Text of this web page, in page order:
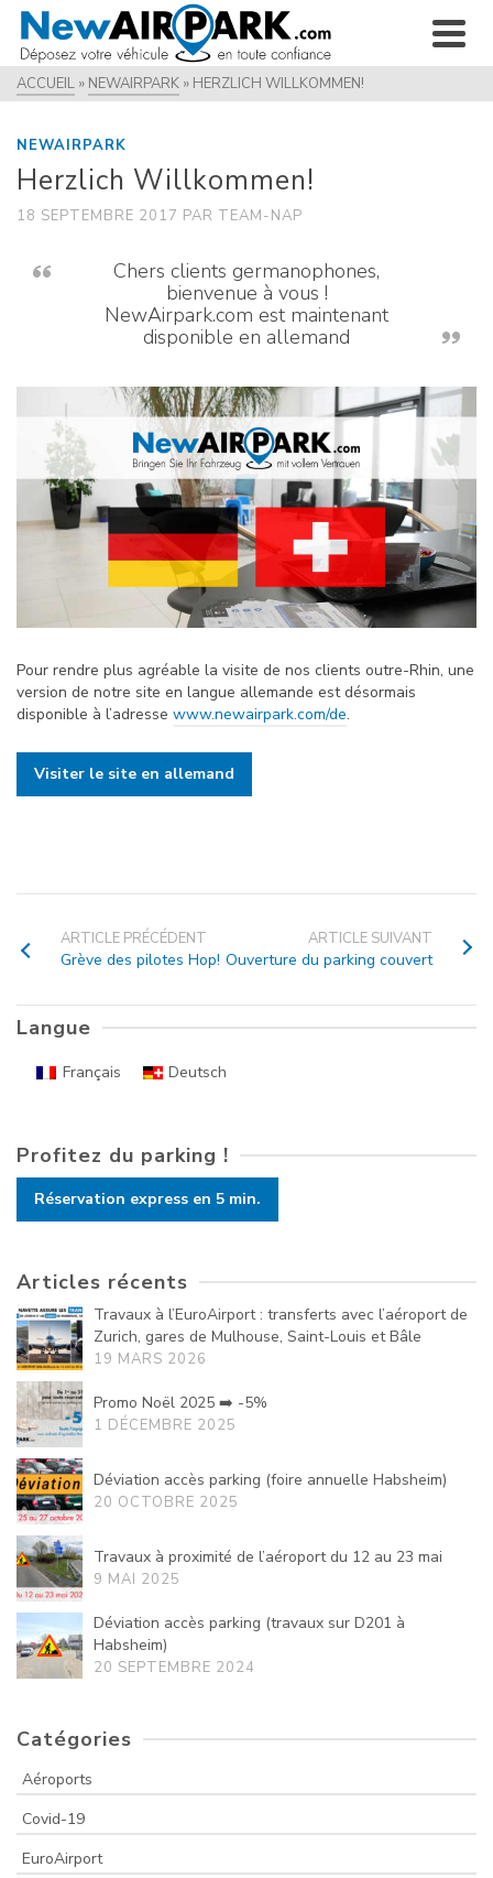
ACCUEIL » NEWAIRPARK » HERZLICH WILLKOMMEN!
NEWAIRPARK
Herzlich Willkommen!
18 SEPTEMBRE 2017 PAR TEAM-NAP
Chers clients germanophones,
bienvenue à vous !
NewAirpark.com est maintenant
disponible en allemand
Pour rendre plus agréable la visite de nos clients outre-Rhin, une
version de notre site en langue allemande est désormais
disponible à l’adresse www.newairpark.com/de.
Visiter le site en allemand
ARTICLE PRÉCÉDENT
Grève des pilotes Hop!
ARTICLE SUIVANT
Ouverture du parking couvert
Langue
Français Deutsch
Profitez du parking !
Réservation express en 5 min.
Articles récents
Travaux à l’EuroAirport : transferts avec l’aéroport de
Zurich, gares de Mulhouse, Saint-Louis et Bâle
19 MARS 2026
Promo Noël 2025 ➡️ -5%
1 DÉCEMBRE 2025
Déviation accès parking (foire annuelle Habsheim)
20 OCTOBRE 2025
Travaux à proximité de l’aéroport du 12 au 23 mai
9 MAI 2025
Déviation accès parking (travaux sur D201 à
Habsheim)
20 SEPTEMBRE 2024
Catégories
Aéroports
Covid-19
EuroAirport